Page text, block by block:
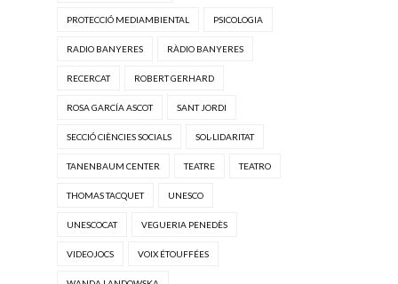
PROTECCIÓ MEDIAMBIENTAL PSICOLOGIA
RADIO BANYERES RÀDIO BANYERES
RECERCAT ROBERT GERHARD
ROSA GARCÍA ASCOT SANT JORDI
SECCIÓ CIÈNCIES SOCIALS SOL·LIDARITAT
TANENBAUM CENTER TEATRE TEATRO
THOMAS TACQUET UNESCO
UNESCOCAT VEGUERIA PENEDÈS
VIDEOJOCS VOIX ÉTOUFFÉES